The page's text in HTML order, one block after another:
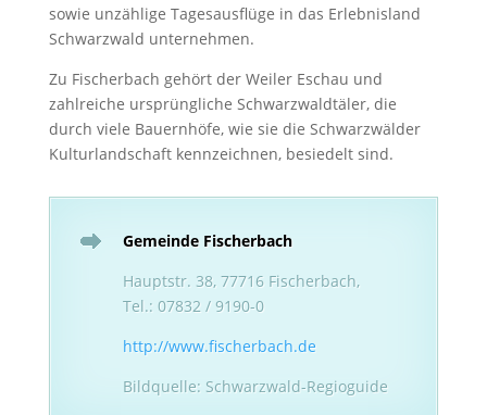
sowie unzählige Tagesausflüge in das Erlebnisland
Schwarzwald unternehmen.
Zu Fischerbach gehört der Weiler Eschau und
zahlreiche ursprüngliche Schwarzwaldtäler, die
durch viele Bauernhöfe, wie sie die Schwarzwälder
Kulturlandschaft kennzeichnen, besiedelt sind.
Gemeinde Fischerbach
Hauptstr. 38, 77716 Fischerbach,
Tel.: 07832 / 9190-0
http://www.fischerbach.de
Bildquelle: Schwarzwald-Regioguide